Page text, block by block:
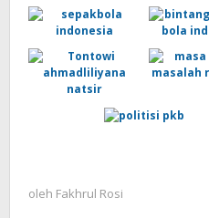
oleh Fakhrul Rosi